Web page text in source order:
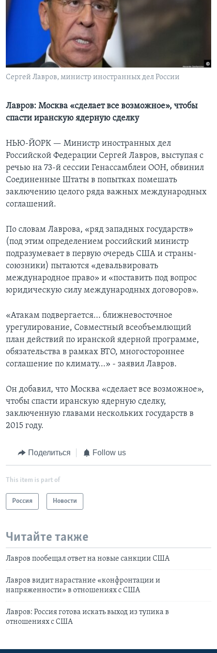
Learning English
СОЦИАЛЬНЫЕ СЕТИ
Сергей Лавров, министр иностранных дел России
Лавров: Москва «сделает все возможное», чтобы
спасти иранскую ядерную сделку
НЬЮ-ЙОРК — Министр иностранных дел
Российской Федерации Сергей Лавров, выступая с
речью на 73-й сессии Генассамблеи ООН, обвинил
Соединенные Штаты в попытках помешать
заключению целого ряда важных международных
соглашений.
По словам Лаврова, «ряд западных государств»
(под этим определением российский министр
подразумевает в первую очередь США и страны-
союзники) пытаются «девальвировать
международное право» и «поставить под вопрос
юридическую силу международных договоров».
«Атакам подвергается... ближневосточное
урегулирование, Совместный всеобъемлющий
план действий по иранской ядерной программе,
обязательства в рамках ВТО, многостороннее
соглашение по климату...» - заявил Лавров.
Он добавил, что Москва «сделает все возможное»,
чтобы спасти иранскую ядерную сделку,
заключенную главами нескольких государств в
2015 году.
Поделиться Follow us
This item is part of
Россия Новости
Читайте также
Лавров пообещал ответ на новые санкции США
Лавров видит нарастание «конфронтации и
напряженности» в отношениях с США
Лавров: Россия готова искать выход из тупика в
отношениях с США